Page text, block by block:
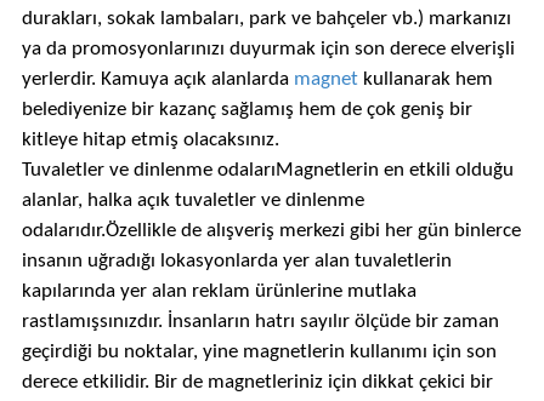
durakları, sokak lambaları, park ve bahçeler vb.) markanızı
ya da promosyonlarınızı duyurmak için son derece elverişli
yerlerdir. Kamuya açık alanlarda magnetkullanarak hem
belediyenize bir kazanç sağlamış hem de çok geniş bir
kitleye hitap etmiş olacaksınız.
Tuvaletler ve dinlenme odalarıMagnetlerin en etkili olduğu
alanlar, halka açık tuvaletler ve dinlenme
odalarıdır.Özellikle de alışveriş merkezi gibi her gün binlerce
insanın uğradığı lokasyonlarda yer alan tuvaletlerin
kapılarında yer alan reklam ürünlerine mutlaka
rastlamışsınızdır. İnsanların hatrı sayılır ölçüde bir zaman
geçirdiği bu noktalar, yine magnetlerin kullanımı için son
derece etkilidir. Bir de magnetleriniz için dikkat çekici bir